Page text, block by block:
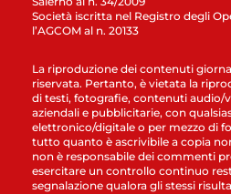
Società iscritta nel Registro degli
l’AGCOM al n. 20133
La riproduzione dei contenuti
riservata. Pertanto, è vietata la
di testi, fotografie, contenuti audio/
aziendali e pubblicitarie, con
elettronico/digitale o per mezzo di
tutto quanto è ascrivibile a copia
non è responsabile dei commenti
esercitare un controllo continuo
segnalazione qualora gli stessi